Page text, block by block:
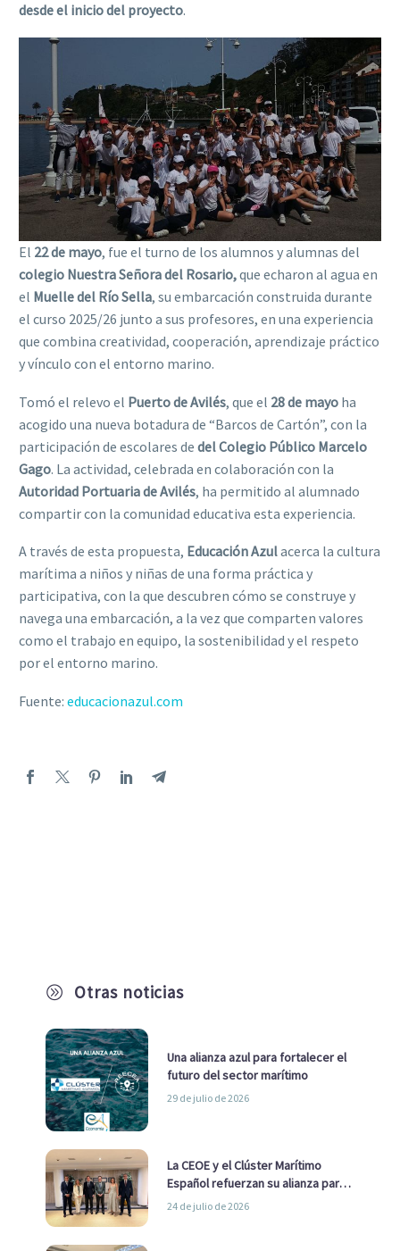
A Otras noticias
Una alianza azul para fortalecer el
futuro del sector marítimo
29 de julio de 2026
La CEOE y el Clúster Marítimo
Español refuerzan su alianza para
impulsar una estrategia Nacional
24 de julio de 2026
desde el inicio del proyecto.
El 22 de mayo, fue el turno de los alumnos y alumnas del
colegio Nuestra Señora del Rosario,que echaron al agua en
el Muelle del Río Sella, su embarcación construida durante
el curso 2025/26 junto a sus profesores, en una experiencia
que combina creatividad, cooperación, aprendizaje práctico
y vínculo con el entorno marino.
Tomó el relevo el Puerto de Avilés, que el 28 de mayo ha
acogido una nueva botadura de “Barcos de Cartón”, con la
participación de escolares de del Colegio Público Marcelo
Gago. La actividad, celebrada en colaboración con la
Autoridad Portuaria de Avilés, ha permitido al alumnado
compartir con la comunidad educativa esta experiencia.
A través de esta propuesta, Educación Azulacerca la cultura
marítima a niños y niñas de una forma práctica y
participativa, con la que descubren cómo se construye y
navega una embarcación, a la vez que comparten valores
como el trabajo en equipo, la sostenibilidad y el respeto
por el entorno marino.
Fuente: educacionazul.com